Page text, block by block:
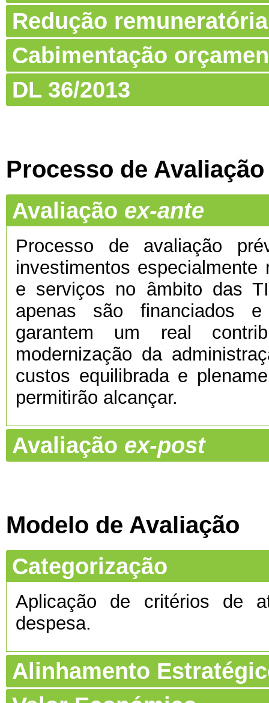
Redução remuneratória
Cabimentação
DL 36/2013
Processo de Avaliação
Avaliação ex-ante
Processo de avaliação
investimentos
e serviços no âmbito das
apenas são financiados
garantem um real
modernização da
custos equilibrada e
permitirão alcançar.
Avaliação ex-post
Modelo de Avaliação
Categorização
Aplicação de critérios de
despesa.
Alinhamento